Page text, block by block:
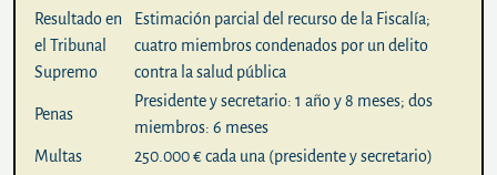
Resultado en
el Tribunal
Supremo
Estimación parcial del recurso de la Fiscalía;
cuatro miembros condenados por un delito
contra la salud pública
Penas
Presidente y secretario: 1 año y 8 meses; dos
miembros: 6 meses
Multas
250.000 € cada una (presidente y secretario)